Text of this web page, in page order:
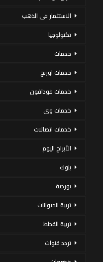
الاستثمار فى الذهب
تكنولوجيا
خدمات
خدمات اورنج
خدمات فودافون
خدمات وى
خدمات اتصالات
الأبراج اليوم
بنوك
بورصة
تربية الحيوانات
تربية القطط
تردد قنوات